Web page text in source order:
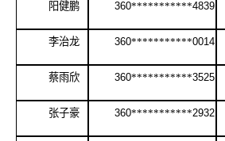
阳健鹏 360***********4839
李治龙 360***********0014
蔡雨欣 360***********3525
张子豪 360***********2932